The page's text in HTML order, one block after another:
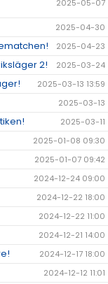
2025-05-07
2025-04-30
2025-04-23
2! 2025-03-24
2025-03-13 13:59
2025-03-13
2025-03-11
2025-01-08 09:30
2025-01-07 09:42
2024-12-24 09:00
2024-12-22 18:00
2024-12-22 11:00
2024-12-21 14:00
2024-12-17 18:00
2024-12-12 11:01